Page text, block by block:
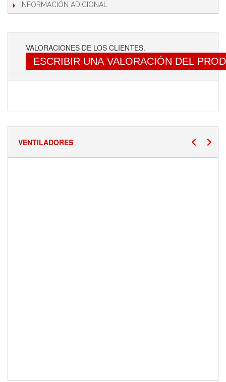
INFORMACIÓN ADICIONAL
VALORACIONES DE LOS CLIENTES.
ESCRIBIR UNA VALORACIÓN DEL
VENTILADORES